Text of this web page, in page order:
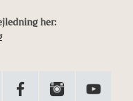
her: